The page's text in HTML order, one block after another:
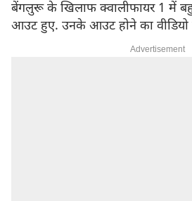
बेंगलुरू के खिलाफ क्वालीफायर 1 में
आउट हुए. उनके आउट होने का वीडियो
Advertisement